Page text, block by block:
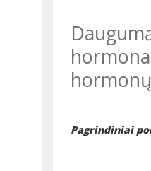
Pagrindiniai